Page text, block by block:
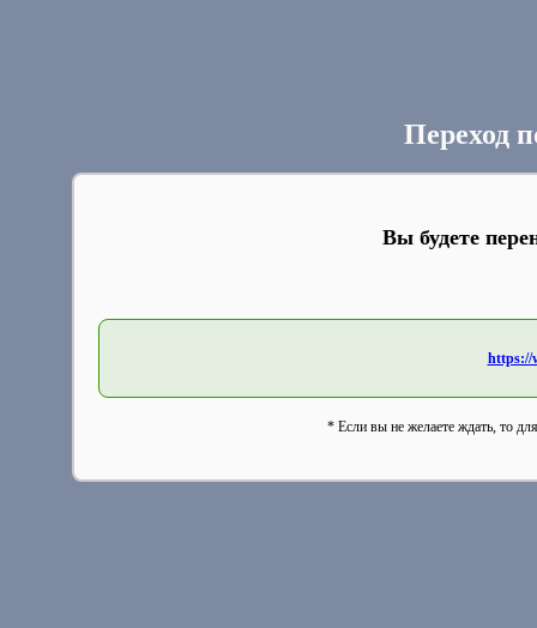
Переход
Вы будете
https://
* Если вы не желаете ждать, то